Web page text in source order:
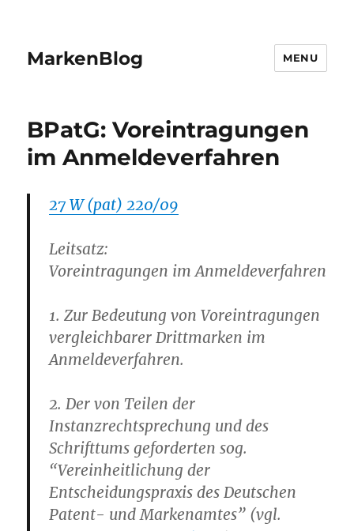
MarkenBlog MENU
BPatG: Voreintragungen
im Anmeldeverfahren
27 W (pat) 220/09
Leitsatz:
Voreintragungen im Anmeldeverfahren
1. Zur Bedeutung von Voreintragungen
vergleichbarer Drittmarken im
Anmeldeverfahren.
2. Der von Teilen der
Instanzrechtsprechung und des
Schrifttums geforderten sog.
“Vereinheitlichung der
Entscheidungspraxis des Deutschen
Patent- und Markenamtes” (vgl.